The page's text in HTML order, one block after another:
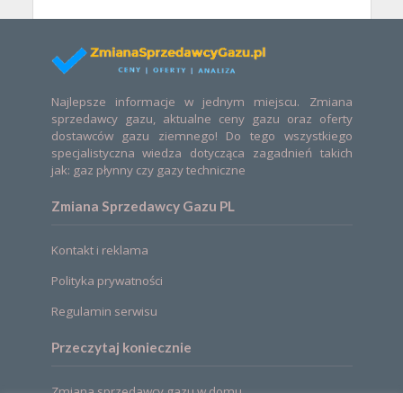
Najlepsze informacje w jednym miejscu. Zmiana
sprzedawcy gazu, aktualne ceny gazu oraz oferty
dostawców gazu ziemnego! Do tego wszystkiego
specjalistyczna wiedza dotycząca zagadnień takich
jak: gaz płynny czy gazy techniczne
Zmiana Sprzedawcy Gazu PL
Kontakt i reklama
Polityka prywatności
Regulamin serwisu
Przeczytaj koniecznie